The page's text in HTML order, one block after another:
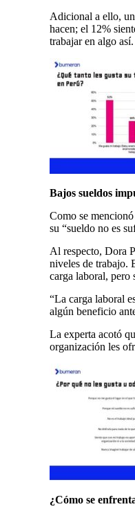
Adicional a ello,
hacen; el 12%
trabajar en algo así.
Bajos sueldos
Como se
su “sueldo no es
Al respecto, Dora
niveles de trabajo.
carga laboral, pero
“La carga laboral
algún beneficio
La experta acotó
organización les
¿Cómo se